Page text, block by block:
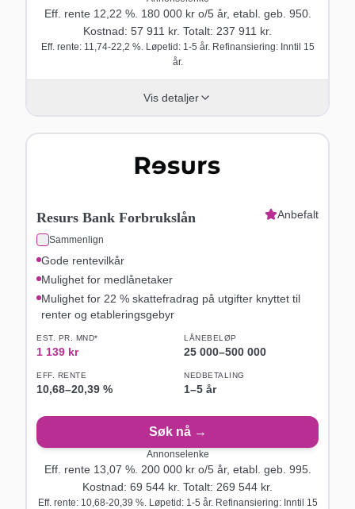
Eff. rente 12,22 %. 180 000kr o/5år, etabl. geb. 950.
Kostnad: 57 911 kr. Totalt: 237 911 kr.
Eff. rente: 11,74-22,2 %. Løpetid: 1-5 år. Refinansiering: Inntil 15
år.
Vis detaljer
Resurs Bank Forbrukslån
Sammenlign
Anbefalt
Gode rentevilkår
Mulighet for medlånetaker
Mulighet for 22 % skattefradrag på utgifter knyttet til
renter og etableringsgebyr
EST. PR. MND*
1 139 kr
LÅNEBELØP
25 000–500 000
EFF. RENTE
10,68–20,39 %
NEDBETALING
1–5 år
Søk nå →
Annonselenke
Eff. rente 13,07 %. 200 000kr o/5år, etabl. geb. 995.
Kostnad: 69 544 kr. Totalt: 269 544 kr.
Eff. rente: 10,68-20,39 %. Løpetid: 1-5 år. Refinansiering: Inntil 15